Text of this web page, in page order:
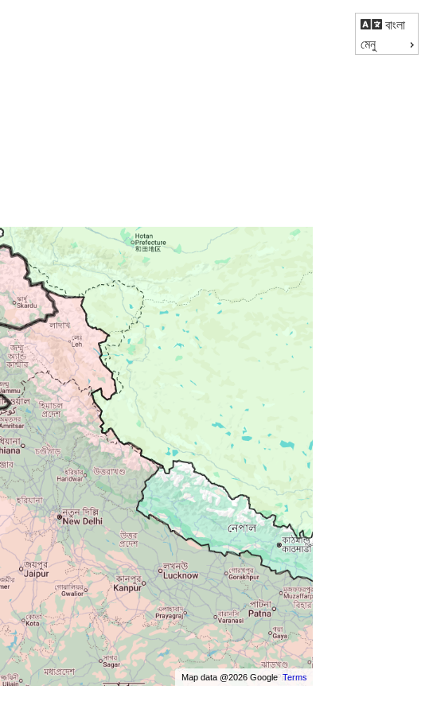
বাংলা
মেনু
Map data @2026 GoogleTerms